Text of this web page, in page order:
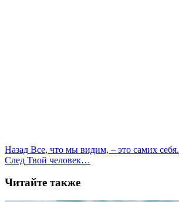
Назад Все, что мы видим, – это самих себя.
След Твой человек…
Читайте также